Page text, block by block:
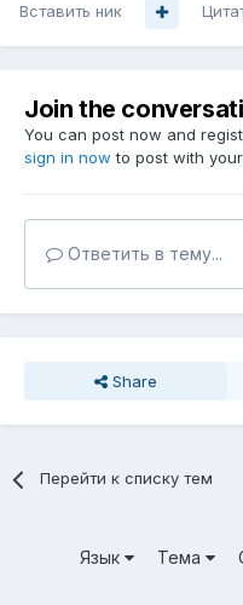
Вставить ник
Join the
You can post now and
sign in now to post with
Ответить в тему...
Share
Перейти к списку тем
Язык Тема